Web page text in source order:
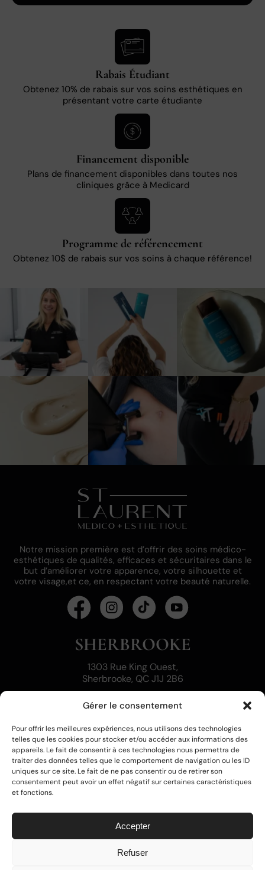
Gérer le consentement
Pour offrir les meilleures expériences, nous utilisons des technologies
telles que les cookies pour stocker et/ou accéder aux informations des
appareils. Le fait de consentir à ces technologies nous permettra de
traiter des données telles que le comportement de navigation ou les ID
uniques sur ce site. Le fait de ne pas consentir ou de retirer son
consentement peut avoir un effet négatif sur certaines caractéristiques
et fonctions.
Accepter
Refuser
Rabais Étudiant
Obtenez 10% de rabais sur vos soins esthétiques en
présentant votre carte étudiante
Financement disponible
Plans de financement disponibles dans toutes nos
cliniques grâce à Medicard
Programme de référencement
Obtenez 10$ de rabais sur vos soins à chaque référence!
10 0 3 0 1 0
3 0
Notre mission première est d’offrir des soins médico-
esthétiques de qualités, efficaces et sécuritaires dans le
but d’améliorer votre apparence, votre silhouette et
votre visage,et ce, en respectant votre beauté naturelle.
SHERBROOKE
1303 Rue King Ouest,
Sherbrooke, QC J1J 2B6
info@stlaurentme.com
SAINT-HYACINTHE
1285 rue Blanchet,
Saint-Hyacinthe, QC J2S 1J9
+1 (819) 791-9877
réservés